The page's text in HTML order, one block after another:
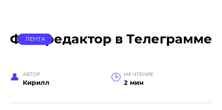
Фоторедактор в Телеграмме
ЛЕНТА
АВТОР
Кирилл
НА ЧТЕНИЕ
2 мин